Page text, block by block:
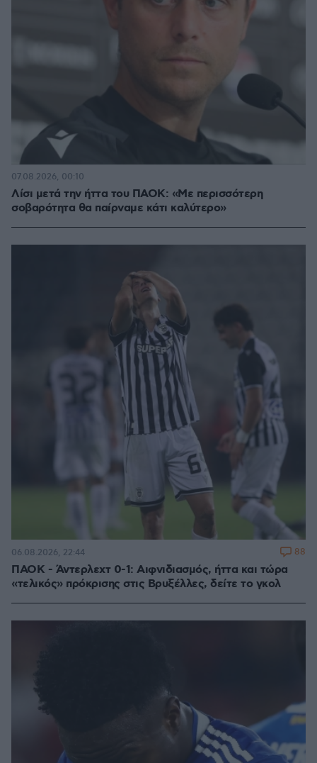
Λίσι μετά την ήττα του ΠΑΟΚ: «Με περισσότερη
σοβαρότητα θα παίρναμε κάτι καλύτερο»
07.08.2026, 00:10
ΠΑΟΚ - Άντερλεχτ 0-1: Αιφνιδιασμός, ήττα και τώρα
«τελικός» πρόκρισης στις Βρυξέλλες, δείτε το γκολ
06.08.2026, 22:44 88